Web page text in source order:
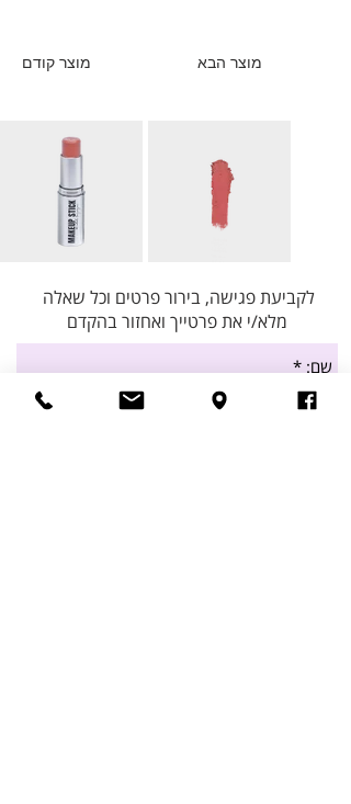
מוצר קודם מוצר הבא
לקביעת פגישה, בירור פרטים וכל שאלה
מלא/י את פרטייך ואחזור בהקדם